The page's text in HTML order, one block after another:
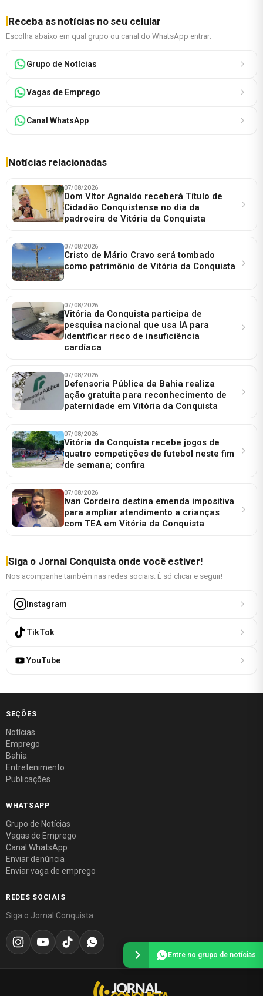
Receba as notícias no seu celular
Escolha abaixo em qual grupo ou canal do WhatsApp entrar:
Grupo de Notícias
Vagas de Emprego
Canal WhatsApp
Notícias relacionadas
07/08/2026
Dom Vítor Agnaldo receberá Título de
Cidadão Conquistense no dia da
padroeira de Vitória da Conquista
07/08/2026
Cristo de Mário Cravo será tombado
como patrimônio de Vitória da Conquista
07/08/2026
Vitória da Conquista participa de
pesquisa nacional que usa IA para
identificar risco de insuficiência
cardíaca
07/08/2026
Defensoria Pública da Bahia realiza
ação gratuita para reconhecimento de
paternidade em Vitória da Conquista
07/08/2026
Vitória da Conquista recebe jogos de
quatro competições de futebol neste fim
de semana; confira
07/08/2026
Ivan Cordeiro destina emenda impositiva
para ampliar atendimento a crianças
com TEA em Vitória da Conquista
Siga o Jornal Conquista onde você estiver!
Nos acompanhe também nas redes sociais. É só clicar e seguir!
Instagram
TikTok
YouTube
SEÇÕES
Notícias
Emprego
Bahia
Entretenimento
Publicações
WHATSAPP
Grupo de Notícias
Vagas de Emprego
Canal WhatsApp
Enviar denúncia
Enviar vaga de emprego
REDES SOCIAIS
Siga o Jornal Conquista
Entre no grupo de notícias